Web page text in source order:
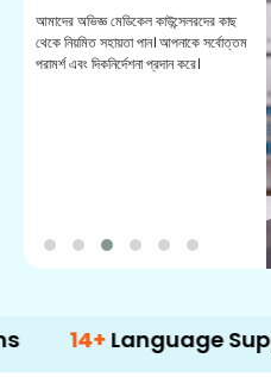
আমাদের অভিজ্ঞ মেডিকেল কাউন্সেলরদের কাছ
থেকে নিয়মিত সহায়তা পান। আপনাকে সর্বোত্তম
পরামর্শ এবং দিকনির্দেশনা প্রদান করে।
Language Support